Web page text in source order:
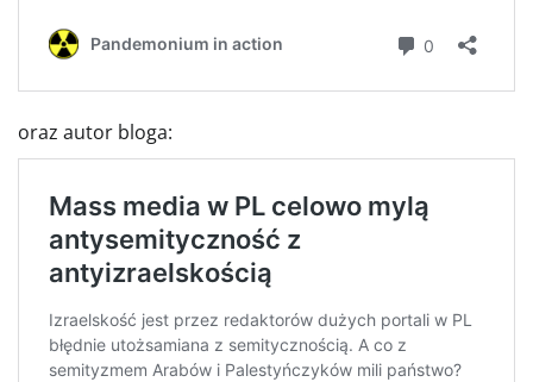
oraz autor bloga: